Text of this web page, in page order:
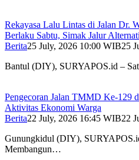
Rekayasa Lalu Lintas di Jalan Dr.
Berlaku Sabtu, Simak Jalur
Berita25 July, 2026 10:00 WIB25
Bantul (DIY), SURYAPOS.id –
Pengecoran Jalan TMMD Ke-129
Aktivitas Ekonomi Warga
Berita22 July, 2026 16:45 WIB22
Gunungkidul (DIY),
Membangun…